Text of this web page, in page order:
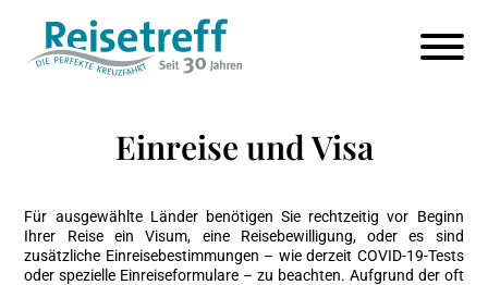
Einreise und Visa
Für ausgewählte Länder benötigen Sie rechtzeitig vor Beginn
Ihrer Reise ein Visum, eine Reisebewilligung, oder es sind
zusätzliche Einreisebestimmungen – wie derzeit COVID-19-Tests
oder spezielle Einreiseformulare – zu beachten. Aufgrund der oft